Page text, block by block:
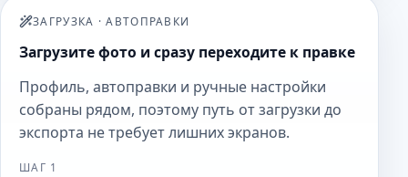
ЗАГРУЗКА ·АВТОПРАВКИ
Загрузите фото и сразу переходите к правке
Профиль, автоправки и ручные настройки
собраны рядом, поэтому путь от загрузки до
экспорта не требует лишних экранов.
ШАГ 1